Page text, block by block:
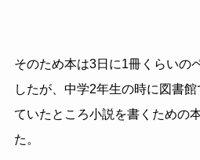
そのため本は3日に1冊くらいの
したが、中学2年生の時に図書
ていたところ小説を書くための
た。